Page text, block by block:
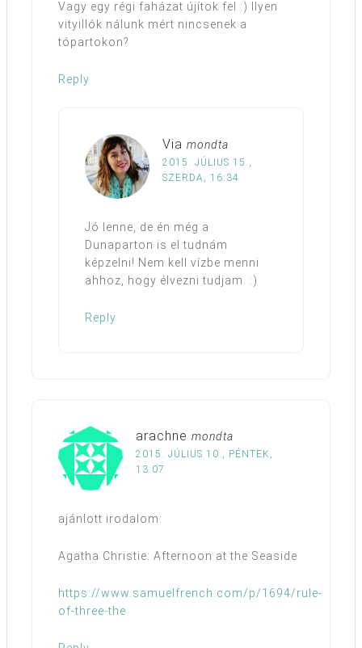
Vagy egy régi faházat újítok fel :) Ilyen
vityillók nálunk mért nincsenek a
tópartokon?
Reply
Via mondta
2015. JÚLIUS 15.,
SZERDA, 16:34
Jó lenne, de én még a
Dunaparton is el tudnám
képzelni! Nem kell vízbe menni
ahhoz, hogy élvezni tudjam. :)
Reply
arachne mondta
2015. JÚLIUS 10., PÉNTEK,
13:07
ajánlott irodalom:
Agatha Christie: Afternoon at the Seaside
https://www.samuelfrench.com/p/1694/rule-
of-three-the